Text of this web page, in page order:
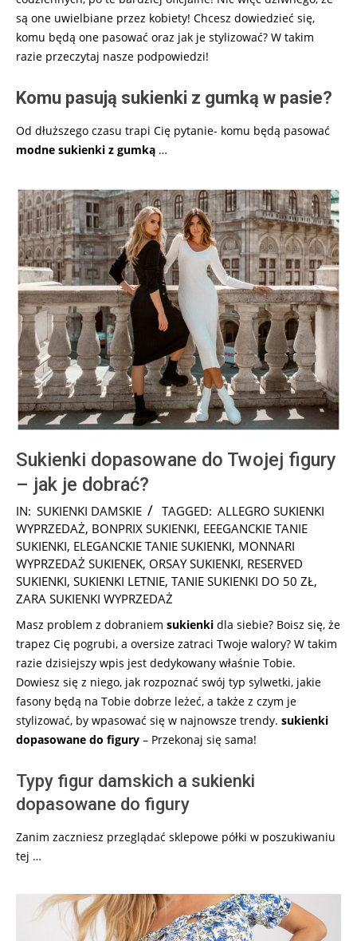
są one uwielbiane przez kobiety! Chcesz dowiedzieć się,
komu będą one pasować oraz jak je stylizować? W takim
razie przeczytaj nasze podpowiedzi!
Komu pasują sukienki z gumką w pasie?
Od dłuższego czasu trapi Cię pytanie- komu będą pasować
modne sukienki z gumką …
Sukienki dopasowane do Twojej figury
– jak je dobrać?
2025-
07-
31
IN: SUKIENKI DAMSKIE TAGGED: ALLEGRO SUKIENKI
WYPRZEDAŻ, BONPRIX SUKIENKI, EEEGANCKIE TANIE
SUKIENKI, ELEGANCKIE TANIE SUKIENKI, MONNARI
WYPRZEDAŻ SUKIENEK, ORSAY SUKIENKI, RESERVED
SUKIENKI, SUKIENKI LETNIE, TANIE SUKIENKI DO 50 ZŁ,
ZARA SUKIENKI WYPRZEDAŻ
Masz problem z dobraniem sukienki dla siebie? Boisz się, że
trapez Cię pogrubi, a oversize zatraci Twoje walory? W takim
razie dzisiejszy wpis jest dedykowany właśnie Tobie.
Dowiesz się z niego, jak rozpoznać swój typ sylwetki, jakie
fasony będą na Tobie dobrze leżeć, a także z czym je
stylizować, by wpasować się w najnowsze trendy. sukienki
dopasowane do figury – Przekonaj się sama!
Typy figur damskich a sukienki
dopasowane do figury
Zanim zaczniesz przeglądać sklepowe półki w poszukiwaniu
tej …